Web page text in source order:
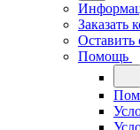
Заказать
Оставить
Помощь